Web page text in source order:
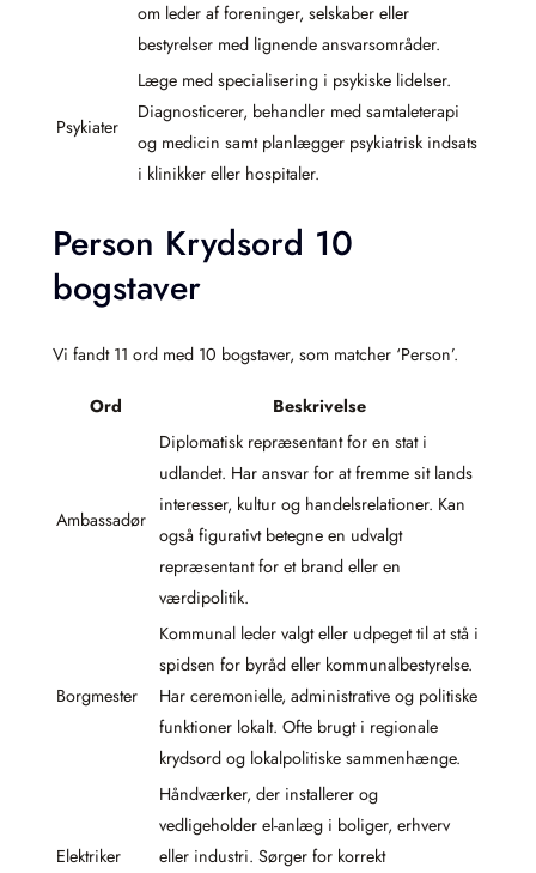
om leder af foreninger, selskaber eller
bestyrelser med lignende ansvarsområder.
Psykiater
Læge med specialisering i psykiske lidelser.
Diagnosticerer, behandler med samtaleterapi
og medicin samt planlægger psykiatrisk indsats
i klinikker eller hospitaler.
Person Krydsord 10
bogstaver
Vi fandt 11 ord med 10 bogstaver, som matcher ‘Person’.
Ord Beskrivelse
Ambassadør
Diplomatisk repræsentant for en stat i
udlandet. Har ansvar for at fremme sit lands
interesser, kultur og handelsrelationer. Kan
også figurativt betegne en udvalgt
repræsentant for et brand eller en
værdipolitik.
Borgmester
Kommunal leder valgt eller udpeget til at stå i
spidsen for byråd eller kommunalbestyrelse.
Har ceremonielle, administrative og politiske
funktioner lokalt. Ofte brugt i regionale
krydsord og lokalpolitiske sammenhænge.
Elektriker
Håndværker, der installerer og
vedligeholder el-anlæg i boliger, erhverv
eller industri. Sørger for korrekt